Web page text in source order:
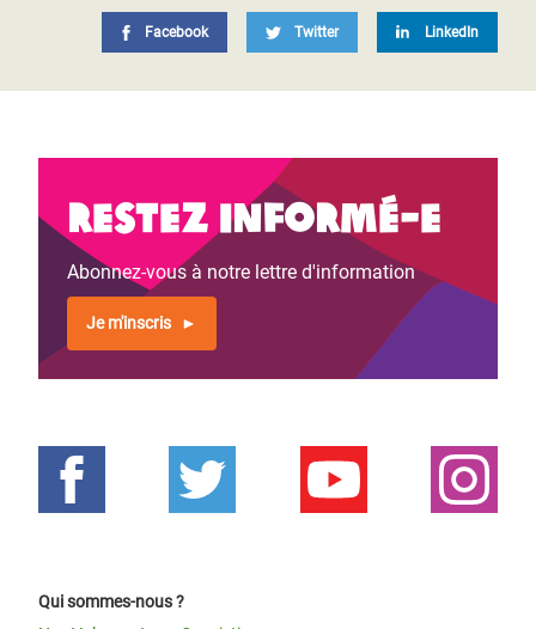
Facebook Twitter LinkedIn
Restez informé-e
Abonnez-vous à notre lettre d'information
Je m'inscris
Qui sommes-nous ?